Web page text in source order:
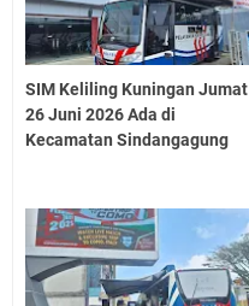
SIM Keliling Kuningan Jumat
26 Juni 2026 Ada di
Kecamatan Sindangagung